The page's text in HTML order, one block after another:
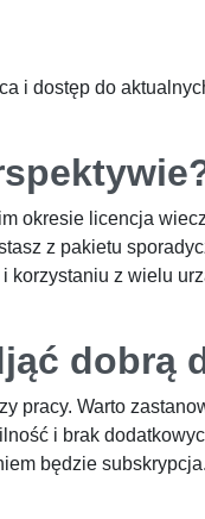
i dostęp do
okresie licencja
z pakietu
z wielu
dobrą
pracy. Warto
i brak
będzie subskrypcja.